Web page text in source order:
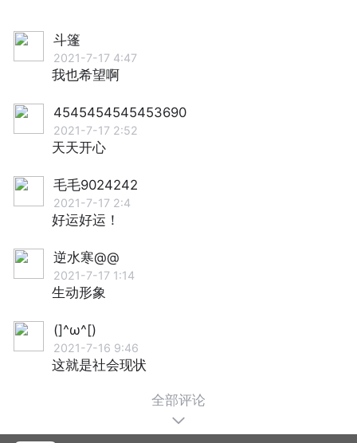
斗篷
2021-7-17 4:47
我也希望啊
4545454545453690
2021-7-17 2:52
天天开心
毛毛9024242
2021-7-17 2:4
好运好运！
逆水寒@@
2021-7-17 1:14
生动形象
(]^ω^[)
2021-7-16 9:46
这就是社会现状
全部评论